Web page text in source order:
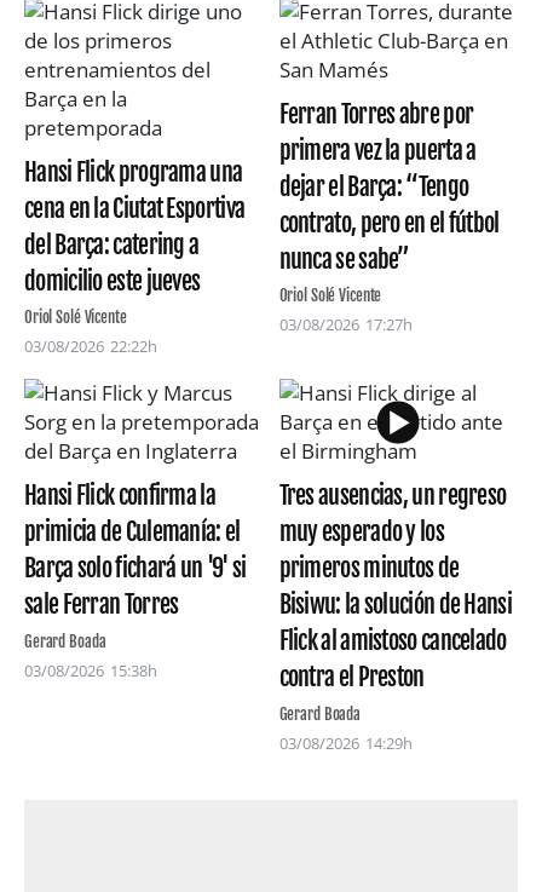
Hansi Flick programa una
cena en la Ciutat Esportiva
del Barça: catering a
domicilio este jueves
Oriol Solé Vicente
03/08/2026 22:22h
Ferran Torres abre por
primera vez la puerta a
dejar el Barça: “Tengo
contrato, pero en el fútbol
nunca se sabe”
Oriol Solé Vicente
03/08/2026 17:27h
Hansi Flick confirma la
primicia de Culemanía: el
Barça solo fichará un '9' si
sale Ferran Torres
Gerard Boada
03/08/2026 15:38h
Tres ausencias, un regreso
muy esperado y los
primeros minutos de
Bisiwu: la solución de Hansi
Flick al amistoso cancelado
contra el Preston
Gerard Boada
03/08/2026 14:29h